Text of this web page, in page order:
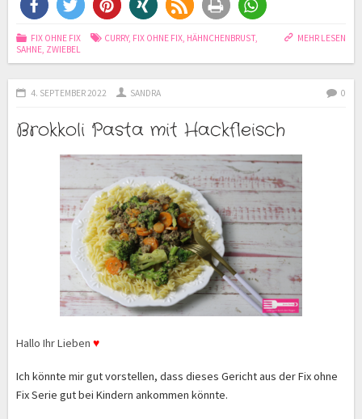
MEHR LESEN
FIX OHNE FIX CURRY, FIX OHNE FIX, HÄHNCHENBRUST,
SAHNE, ZWIEBEL
4. SEPTEMBER 2022 SANDRA 0
Brokkoli Pasta mit Hackfleisch
Hallo Ihr Lieben ♥
Ich könnte mir gut vorstellen, dass dieses Gericht aus der Fix ohne
Fix Serie gut bei Kindern ankommen könnte.